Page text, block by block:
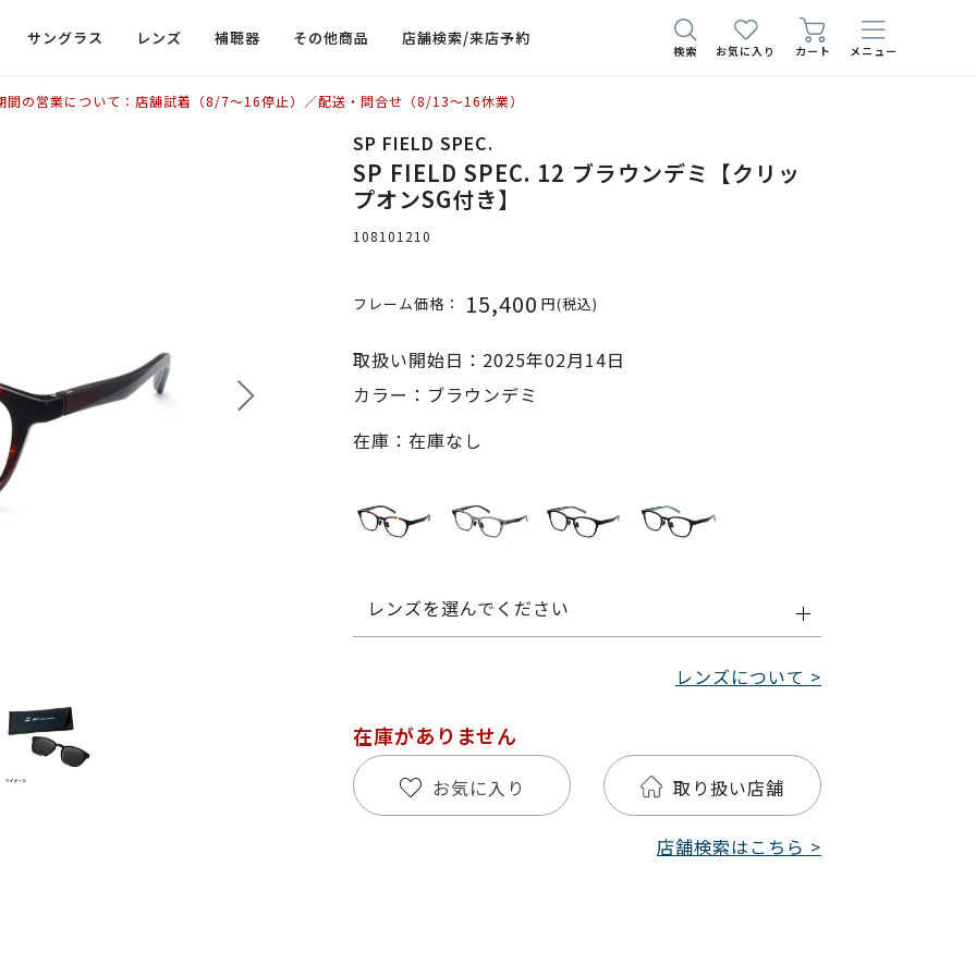
サングラス レンズ 補聴器 その他商品 店舗検索/来店予約
検索 お気に入り カート メニュー
間の営業について：店舗試着（8/7〜16停止）／配送・問合せ（8/13〜16休業）
SP FIELD SPEC.
SP FIELD SPEC. 12 ブラウンデミ【クリッ
プオンSG付き】
108101210
フレーム価格： 15,400 円(税込)
取扱い開始日：2025年02月14日
カラー：ブラウンデミ
在庫：在庫なし
レンズを選んでください
レンズについて >
在庫がありません
お気に入り 取り扱い店舗
店舗検索はこちら >